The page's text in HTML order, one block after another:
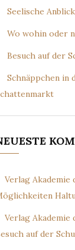
Seelische
Wo wohin oder
Besuch auf der
Schnäppchen in
Verlag Akademie
Verlag Akademie
auf der